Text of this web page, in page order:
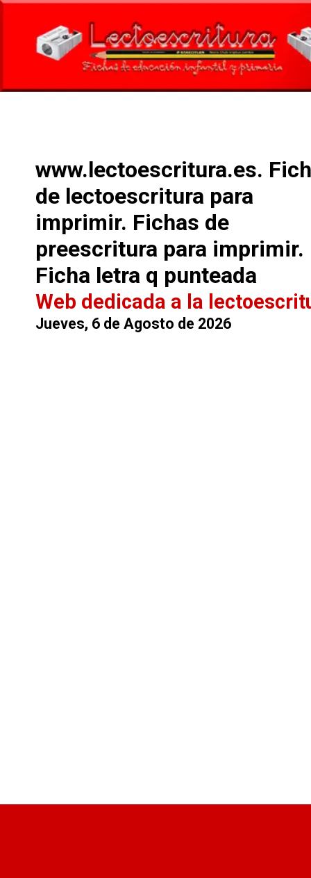
www.lectoescritura.es.
de lectoescritura para
imprimir. Fichas de
preescritura para imprimir.
Ficha letra q punteada
Web dedicada a la
Jueves, 6 de Agosto de 2026